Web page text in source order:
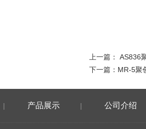
上一篇： AS836
下一篇： MR-5聚
| 产品展示 | 公司介绍